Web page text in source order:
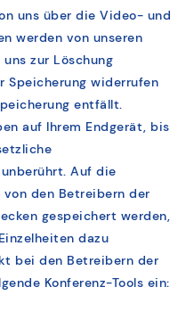
uns über die Video- und
werden von unseren
zur Löschung
Speicherung widerrufen
entfällt.
auf Ihrem Endgerät, bis
Auf die
den Betreibern der
gespeichert werden,
dazu
bei den Betreibern der
Konferenz-Tools ein: